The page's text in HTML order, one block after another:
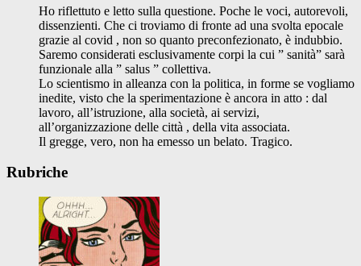
Ho riflettuto e letto sulla questione. Poche le voci, autorevoli,
dissenzienti. Che ci troviamo di fronte ad una svolta epocale
grazie al covid , non so quanto preconfezionato, è indubbio.
Saremo considerati esclusivamente corpi la cui ” sanità” sarà
funzionale alla ” salus ” collettiva.
Lo scientismo in alleanza con la politica, in forme se vogliamo
inedite, visto che la sperimentazione è ancora in atto : dal
lavoro, all’istruzione, alla società, ai servizi,
all’organizzazione delle città , della vita associata.
Il gregge, vero, non ha emesso un belato. Tragico.
Rubriche